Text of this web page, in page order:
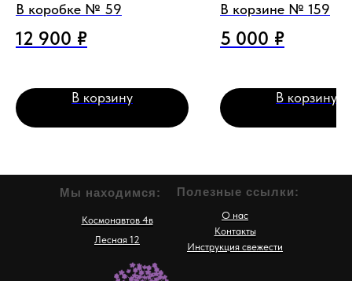
В коробке № 59
12 900 ₽
В корзину
В корзине № 159
5 000 ₽
В корзину
Полезные ссылки:
Инструкция свежести
Контакты
О нас
Лесная 12
Мы находимся:
Космонавтов 4в